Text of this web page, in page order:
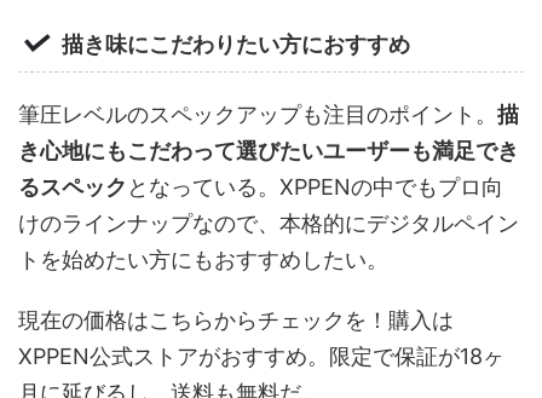
描き味にこだわりたい方におすすめ
筆圧レベルのスペックアップも注目のポイント。 描
き心地にもこだわって選びたいユーザーも満足でき
るスペック となっている。XPPENの中でもプロ向
けのラインナップなので、本格的にデジタルペイン
トを始めたい方にもおすすめしたい。
現在の価格はこちらからチェックを！購入は
XPPEN公式ストアがおすすめ。限定で保証が18ヶ
月に延びるし、送料も無料だ。